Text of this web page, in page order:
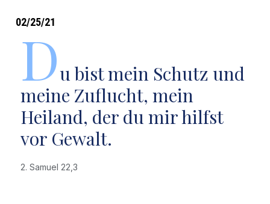
02/25/21
Du bist mein Schutz und
meine Zuflucht, mein
Heiland, der du mir hilfst
vor Gewalt.
2. Samuel 22,3